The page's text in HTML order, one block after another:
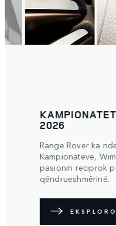
2026
Range Rover ka
Kampionateve,
pasionin reciprok
qëndrueshmërinë.